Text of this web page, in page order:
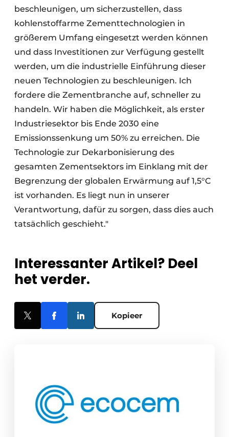
beschleunigen, um sicherzustellen, dass
kohlenstoffarme Zementtechnologien in
größerem Umfang eingesetzt werden können
und dass Investitionen zur Verfügung gestellt
werden, um die industrielle Einführung dieser
neuen Technologien zu beschleunigen. Ich
fordere die Zementbranche auf, schneller zu
handeln. Wir haben die Möglichkeit, als erster
Industriesektor bis Ende 2030 eine
Emissionssenkung um 50% zu erreichen. Die
Technologie zur Dekarbonisierung des
gesamten Zementsektors im Einklang mit der
Begrenzung der globalen Erwärmung auf 1,5°C
ist vorhanden. Es liegt nun in unserer
Verantwortung, dafür zu sorgen, dass dies auch
tatsächlich geschieht."
Interessanter Artikel? Deel
het verder.
Kopieer